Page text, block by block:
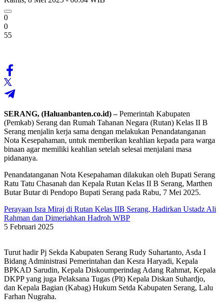
0
0
55
SERANG, (Haluanbanten.co.id) –Pemerintah Kabupaten
(Pemkab) Serang dan Rumah Tahanan Negara (Rutan) Kelas II B
Serang menjalin kerja sama dengan melakukan Penandatanganan
Nota Kesepahaman, untuk memberikan keahlian kepada para warga
binaan agar memiliki keahlian setelah selesai menjalani masa
pidananya.
Penandatanganan Nota Kesepahaman dilakukan oleh Bupati Serang
Ratu Tatu Chasanah dan Kepala Rutan Kelas II B Serang, Marthen
Butar Butar di Pendopo Bupati Serang pada Rabu, 7 Mei 2025.
Perayaan Isra Miraj di Rutan Kelas IIB Serang, Hadirkan Ustadz Ali
Rahman dan Dimeriahkan Hadroh WBP
5 Februari 2025
Turut hadir Pj Sekda Kabupaten Serang Rudy Suhartanto, Asda I
Bidang Administrasi Pemerintahan dan Kesra Haryadi, Kepala
BPKAD Sarudin, Kepala Diskoumperindag Adang Rahmat, Kepala
DKPP yang juga Pelaksana Tugas (Plt) Kepala Diskan Suhardjo,
dan Kepala Bagian (Kabag) Hukum Setda Kabupaten Serang, Lalu
Farhan Nugraha.